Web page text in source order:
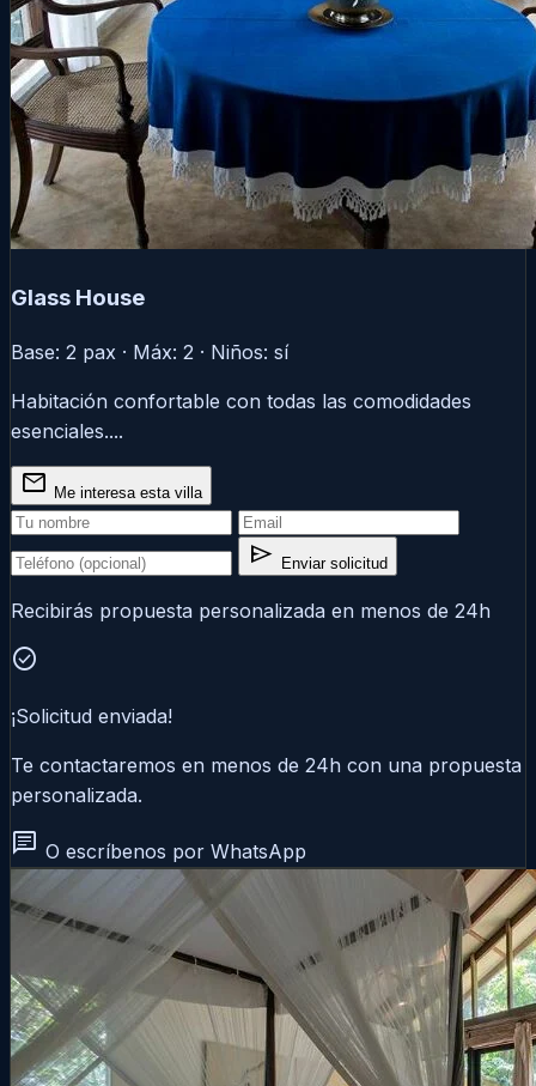
Glass House
Base: 2 pax · Máx: 2 · Niños: sí
Habitación confortable con todas las comodidades
esenciales....
mail Me interesa esta villa
send Enviar solicitud
Recibirás propuesta personalizada en menos de 24h
check_circle
¡Solicitud enviada!
Te contactaremos en menos de 24h con una propuesta
personalizada.
chat O escríbenos por WhatsApp